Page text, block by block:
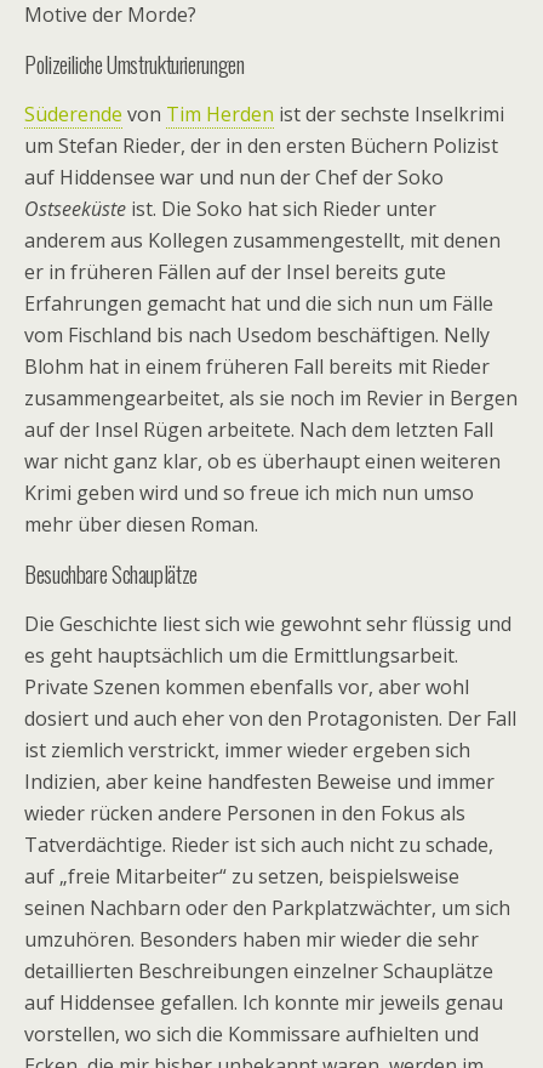
Motive der Morde?
Polizeiliche Umstrukturierungen
Süderende von Tim Herden ist der sechste Inselkrimi
um Stefan Rieder, der in den ersten Büchern Polizist
auf Hiddensee war und nun der Chef der Soko
Ostseeküste ist. Die Soko hat sich Rieder unter
anderem aus Kollegen zusammengestellt, mit denen
er in früheren Fällen auf der Insel bereits gute
Erfahrungen gemacht hat und die sich nun um Fälle
vom Fischland bis nach Usedom beschäftigen. Nelly
Blohm hat in einem früheren Fall bereits mit Rieder
zusammengearbeitet, als sie noch im Revier in Bergen
auf der Insel Rügen arbeitete. Nach dem letzten Fall
war nicht ganz klar, ob es überhaupt einen weiteren
Krimi geben wird und so freue ich mich nun umso
mehr über diesen Roman.
Besuchbare Schauplätze
Die Geschichte liest sich wie gewohnt sehr flüssig und
es geht hauptsächlich um die Ermittlungsarbeit.
Private Szenen kommen ebenfalls vor, aber wohl
dosiert und auch eher von den Protagonisten. Der Fall
ist ziemlich verstrickt, immer wieder ergeben sich
Indizien, aber keine handfesten Beweise und immer
wieder rücken andere Personen in den Fokus als
Tatverdächtige. Rieder ist sich auch nicht zu schade,
auf „freie Mitarbeiter“ zu setzen, beispielsweise
seinen Nachbarn oder den Parkplatzwächter, um sich
umzuhören. Besonders haben mir wieder die sehr
detaillierten Beschreibungen einzelner Schauplätze
auf Hiddensee gefallen. Ich konnte mir jeweils genau
vorstellen, wo sich die Kommissare aufhielten und